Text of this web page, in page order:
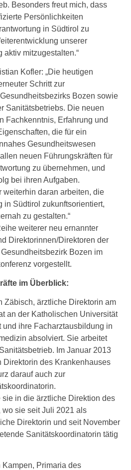
Besonders freut mich, dass
Persönlichkeiten
in Südtirol zu
unserer
aktiv mitzugestalten.“
Kofler: „Die heutigen
Schritt zur
Bozen sowie
Sanitätsbetriebs. Die neuen
Fachkenntnis, Erfahrung und
die für ein
Gesundheitswesen
neuen Führungskräften für
zu übernehmen, und
bei ihren Aufgaben.
weiterhin daran arbeiten, die
in Südtirol zukunftsorientiert,
zu gestalten.“
weiterer neu ernannter
Direktorinnen/Direktoren der
Bozen im
vorgestellt.
im Überblick:
Zäbisch, ärztliche Direktorin am
an der Katholischen Universität
und ihre Facharztausbildung in
absolviert. Sie arbeitet
Im Januar 2013
Direktorin des Krankenhauses
darauf auch zur
in die ärztliche Direktion des
sie seit Juli 2021 als
Direktorin und seit November
Sanitätskoordinatorin tätig
Kampen, Primaria des